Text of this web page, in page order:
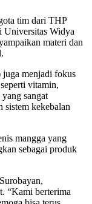
tim dari THP
Widya
materi dan
menjadi fokus
vitamin,
sangat
sistem kekebalan
mangga yang
sebagai produk
“Kami berterima